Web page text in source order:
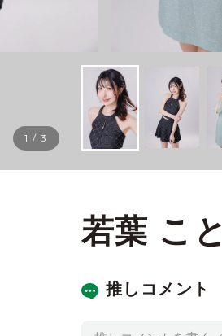
1 /3
若葉 こと
推しコメント